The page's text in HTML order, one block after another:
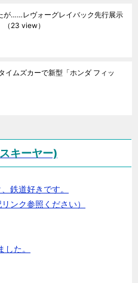
が……レヴォーグレイバック先行展示
（23 view）
イムズカーで新型「ホンダ フィッ
キーヤー)
鉄道好きです。
ンク参照ください）
た。